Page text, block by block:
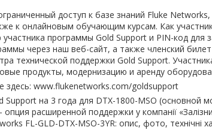
доступ к базе знаний Fluke
к онлайновым обучающим курсам. Как
программы Gold Support и PIN-код
через наш веб-сайт, а также членский
технической поддержки Gold Support.
продукты, модернизацию и аренду
здесь: www.flukenetworks.com/goldsupport
Support на 3 года для DTX-1800-MSO (основной
расширенной поддержки у компанії
FL-GLD-DTX-MSO-3YR: опис, фото, технічні